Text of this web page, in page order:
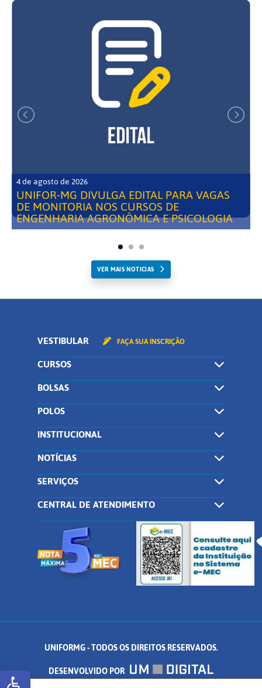
Abrir a barra de ferramentas
4 de agosto de 2026
UNIFOR-MG DIVULGA EDITAL PARA VAGAS
DE MONITORIA NOS CURSOS DE
ENGENHARIA AGRONÔMICA E PSICOLOGIA
VER MAIS NOTICIAS
VESTIBULAR FAÇA SUA INSCRIÇÃO
CURSOS
BOLSAS
POLOS
INSTITUCIONAL
NOTÍCIAS
SERVIÇOS
CENTRAL DE ATENDIMENTO
UNIFORMG - TODOS OS DIREITOS RESERVADOS.
DESENVOLVIDO POR